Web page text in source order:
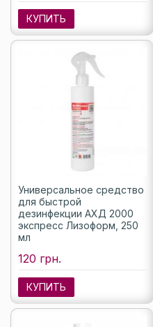
КУПИТЬ
Универсальное средство
для быстрой
дезинфекции АХД 2000
экспресс Лизоформ, 250
мл
120 грн.
КУПИТЬ